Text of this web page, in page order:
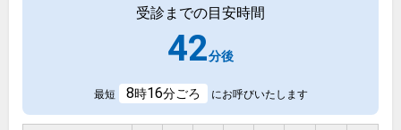
受診までの目安時間
42分後
最短 8時16分ごろ にお呼びいたします